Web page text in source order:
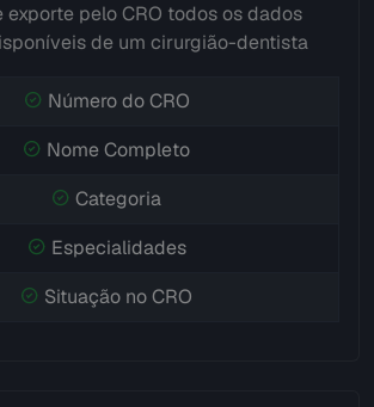
exporte pelo CRO todos os dados
de um cirurgião-dentista
Número do CRO
Nome Completo
Categoria
Especialidades
Situação no CRO